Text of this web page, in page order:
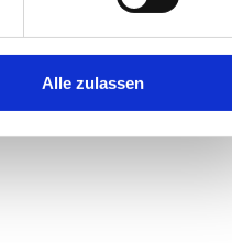
Alle zulassen